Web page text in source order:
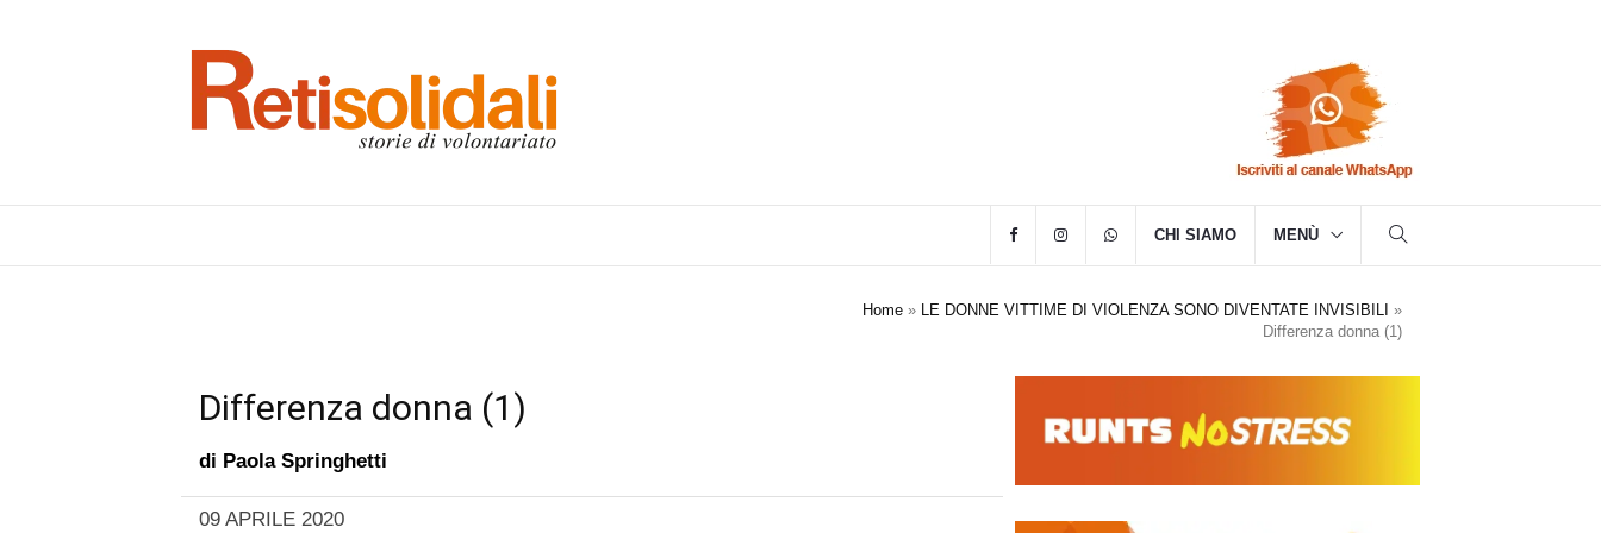
CHI SIAMO MENÙ
Home » LE DONNE VITTIME DI VIOLENZA SONO DIVENTATE INVISIBILI »
Differenza donna (1)
Differenza donna (1)
di Paola Springhetti
09 APRILE 2020